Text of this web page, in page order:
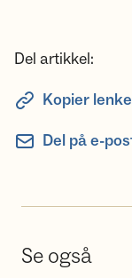
Del artikkel:
Kopier lenke
Del på e-
Se også